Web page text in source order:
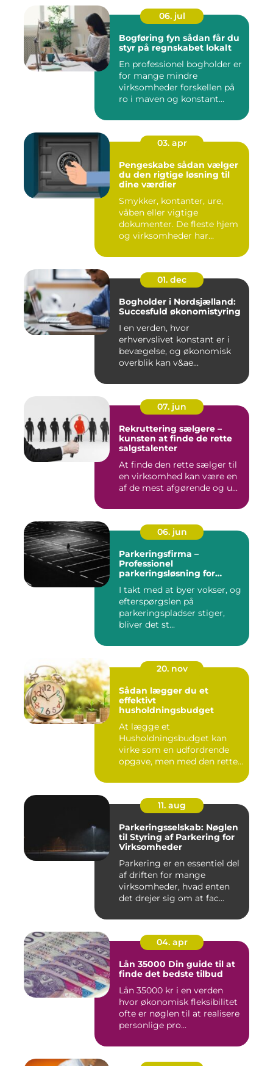
06. jul
Bogføring fyn sådan får du
styr på regnskabet lokalt
En professionel bogholder er
for mange mindre
virksomheder forskellen på
ro i maven og konstant
03. apr
Pengeskabe sådan vælger
du den rigtige løsning til
dine værdier
Smykker, kontanter, ure,
våben eller vigtige
dokumenter. De fleste hjem
og virksomheder har
01. dec
Bogholder i Nordsjælland:
Succesfuld økonomistyring
I en verden, hvor
erhvervslivet konstant er i
bevægelse, og økonomisk
overblik kan v&ae...
07. jun
Rekruttering sælgere –
kunsten at finde de rette
salgstalenter
At finde den rette sælger til
en virksomhed kan være en
af de mest afgørende og u...
06. jun
Parkeringsfirma –
Professionel
parkeringsløsning for
I takt med at byer vokser, og
efterspørgslen på
parkeringspladser stiger,
bliver det st...
20. nov
Sådan lægger du et
effektivt
husholdningsbudget
At lægge et
Husholdningsbudget kan
virke som en udfordrende
opgave, men med den rette
11. aug
Parkeringsselskab: Nøglen
til Styring af Parkering for
Virksomheder
Parkering er en essentiel del
af driften for mange
virksomheder, hvad enten
det drejer sig om at fac...
04. apr
Lån 35000 Din guide til at
finde det bedste tilbud
Lån 35000 kr i en verden
hvor økonomisk fleksibilitet
ofte er nøglen til at realisere
personlige pro...